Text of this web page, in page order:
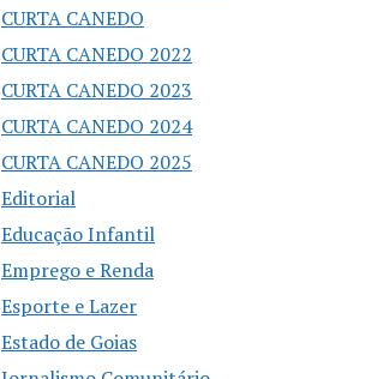
CURTA CANEDO
CURTA CANEDO 2022
CURTA CANEDO 2023
CURTA CANEDO 2024
CURTA CANEDO 2025
Editorial
Educação Infantil
Emprego e Renda
Esporte e Lazer
Estado de Goias